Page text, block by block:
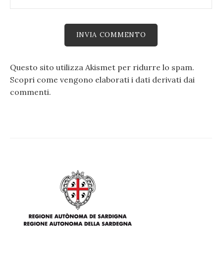
Questo sito utilizza Akismet per ridurre lo spam.
Scopri come vengono elaborati i dati derivati dai
commenti.